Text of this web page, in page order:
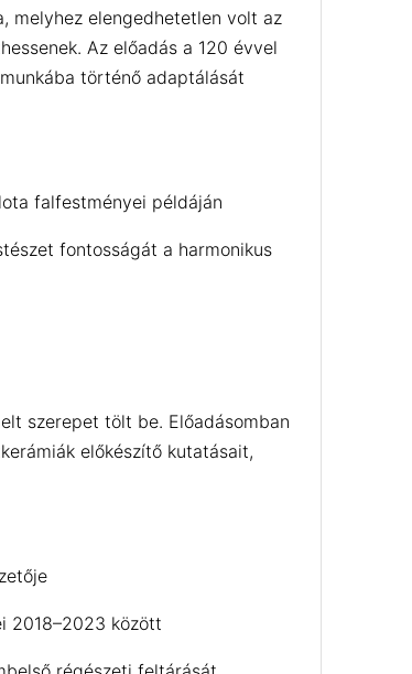
melyhez elengedhetetlen volt az
Az előadás a 120 évvel
történő adaptálását
falfestményei példáján
fontosságát a harmonikus
szerepet tölt be. Előadásomban
előkészítő kutatásait,
2018–2023 között